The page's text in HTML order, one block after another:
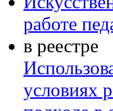
работе
в реестре
условиях